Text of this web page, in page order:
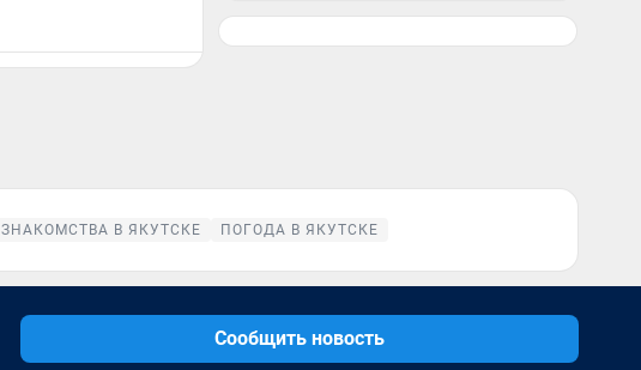
ЗНАКОМСТВА В ЯКУТСКЕ ПОГОДА В ЯКУТСКЕ
Сообщить новость